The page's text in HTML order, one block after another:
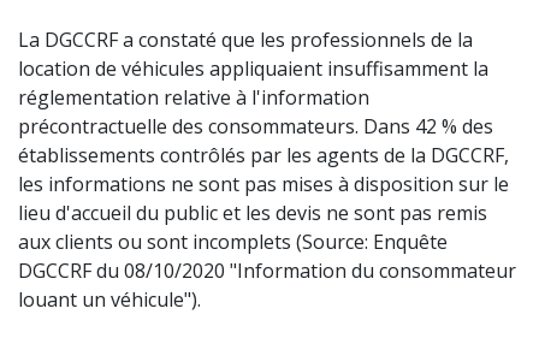
La DGCCRF a constaté que les professionnels de la
location de véhicules appliquaient insuffisamment la
réglementation relative à l'information
précontractuelle des consommateurs. Dans 42 % des
établissements contrôlés par les agents de la DGCCRF,
les informations ne sont pas mises à disposition sur le
lieu d'accueil du public et les devis ne sont pas remis
aux clients ou sont incomplets (Source: Enquête
DGCCRF du 08/10/2020 "Information du consommateur
louant un véhicule").